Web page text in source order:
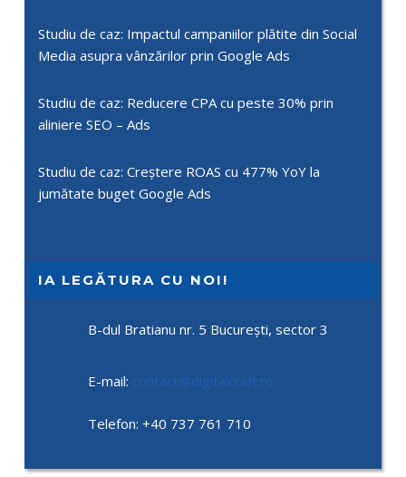
Studiu de caz: Impactul campaniilor plătite din Social
Media asupra vânzărilor prin Google Ads
Studiu de caz: Reducere CPA cu peste 30% prin
aliniere SEO – Ads
Studiu de caz: Creștere ROAS cu 477% YoY la
jumătate buget Google Ads
IA LEGĂTURA CU NOI!
B-dul Bratianu nr. 5 București, sector 3
E-mail: contact@digitalcraft.ro
Telefon: +40 737 761 710